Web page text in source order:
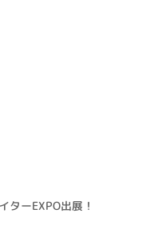
ターEXPO出展！